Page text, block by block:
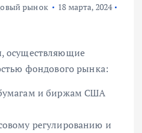
рынок
18 марта, 2024
осуществляющие
фондового рынка:
и биржам США
регулированию и